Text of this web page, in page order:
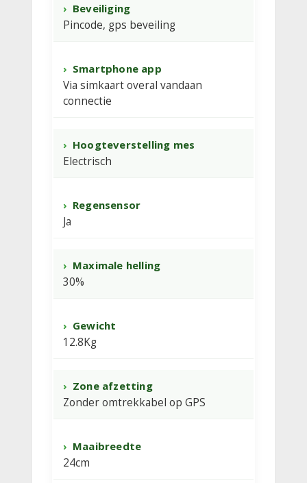
Beveiliging
Pincode, gps beveiling
Smartphone app
Via simkaart overal vandaan
connectie
Hoogteverstelling mes
Electrisch
Regensensor
Ja
Maximale helling
30%
Gewicht
12.8Kg
Zone afzetting
Zonder omtrekkabel op GPS
Maaibreedte
24cm